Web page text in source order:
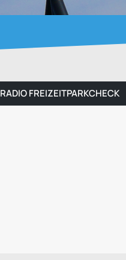
RADIO FREIZEITPARKCHECK